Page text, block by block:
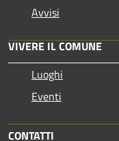
Avvisi
VIVERE IL COMUNE
Luoghi
Eventi
CONTATTI